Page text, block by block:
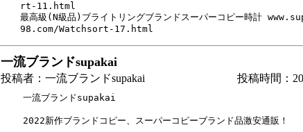
rt-11.html
最高級(N級品)ブライトリングブランドスーパーコピー時計
一流ブランドsupakai
投稿者：一流ブランドsupakai
投稿時間：
一流ブランドsupakai
2022新作ブランドコピー、スーパーコピーブランド品激安通販！